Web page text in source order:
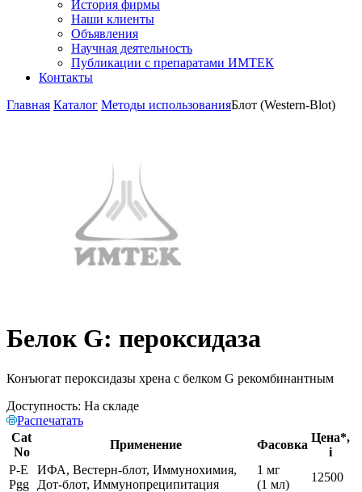
История фирмы
Наши клиенты
Объявления
Научная деятельность
Публикации с препаратами ИМТЕК
Контакты
Главная Каталог Методы использованияБлот (Western-Blot)
Белок G: пероксидаза
Конъюгат пероксидазы хрена с белком G рекомбинантным
Доступность: На складе
Распечатать
Cat
No
Применение Фасовка
Цена*,
i
P-E
Pgg
ИФА, Вестерн-блот, Иммунохимия,
Дот-блот, Иммунопреципитация
1 мг
(1 мл)
12500